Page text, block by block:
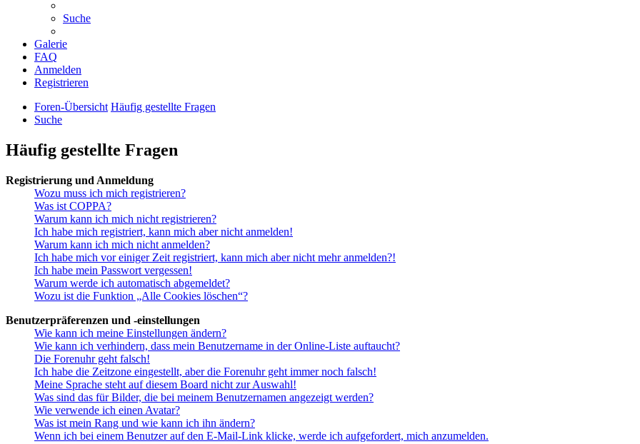
Suche
Galerie
FAQ
Anmelden
Registrieren
Foren-Übersicht Häufig gestellte Fragen
Suche
Häufig gestellte Fragen
Registrierung und Anmeldung
Wozu muss ich mich registrieren?
Was ist COPPA?
Warum kann ich mich nicht registrieren?
Ich habe mich registriert, kann mich aber nicht anmelden!
Warum kann ich mich nicht anmelden?
Ich habe mich vor einiger Zeit registriert, kann mich aber nicht mehr anmelden?!
Ich habe mein Passwort vergessen!
Warum werde ich automatisch abgemeldet?
Wozu ist die Funktion „Alle Cookies löschen“?
Benutzerpräferenzen und -einstellungen
Wie kann ich meine Einstellungen ändern?
Wie kann ich verhindern, dass mein Benutzername in der Online-Liste auftaucht?
Die Forenuhr geht falsch!
Ich habe die Zeitzone eingestellt, aber die Forenuhr geht immer noch falsch!
Meine Sprache steht auf diesem Board nicht zur Auswahl!
Was sind das für Bilder, die bei meinem Benutzernamen angezeigt werden?
Wie verwende ich einen Avatar?
Was ist mein Rang und wie kann ich ihn ändern?
Wenn ich bei einem Benutzer auf den E-Mail-Link klicke, werde ich aufgefordert, mich anzumelden.